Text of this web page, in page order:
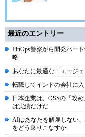
最近のエントリー
FinOps警察から開発パー
略
あなたに最適な「エージ
転職してインドの会社に
日本企業は、OSSの「攻
は実績だけだ
AIはあなたを解雇しない
をどう乗りこなすか